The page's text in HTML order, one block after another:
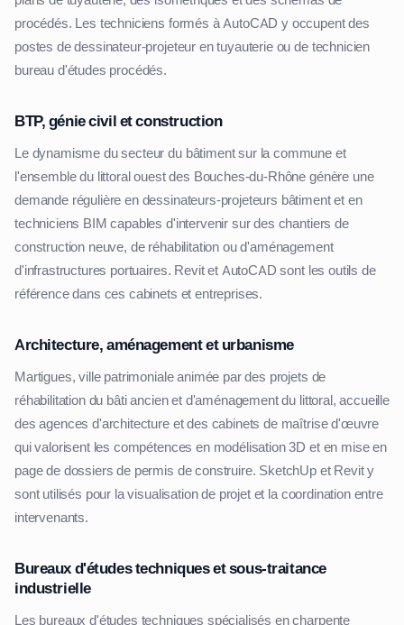
procédés. Les techniciens formés à AutoCAD y occupent des
postes de dessinateur-projeteur en tuyauterie ou de technicien
bureau d'études procédés.
BTP, génie civil et construction
Le dynamisme du secteur du bâtiment sur la commune et
l'ensemble du littoral ouest des Bouches-du-Rhône génère une
demande régulière en dessinateurs-projeteurs bâtiment et en
techniciens BIM capables d'intervenir sur des chantiers de
construction neuve, de réhabilitation ou d'aménagement
d'infrastructures portuaires. Revit et AutoCAD sont les outils de
référence dans ces cabinets et entreprises.
Architecture, aménagement et urbanisme
Martigues, ville patrimoniale animée par des projets de
réhabilitation du bâti ancien et d'aménagement du littoral, accueille
des agences d'architecture et des cabinets de maîtrise d'œuvre
qui valorisent les compétences en modélisation 3D et en mise en
page de dossiers de permis de construire. SketchUp et Revit y
sont utilisés pour la visualisation de projet et la coordination entre
intervenants.
Bureaux d'études techniques et sous-traitance
industrielle
Les bureaux d'études techniques spécialisés en charpente